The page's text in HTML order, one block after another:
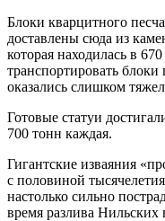
Блоки кварцитного
доставлены сюда из
которая находилась в
транспортировать
оказались слишком
Готовые статуи
700 тонн каждая.
Гигантские изваяния
с половиной
настолько сильно
время разлива Нильских